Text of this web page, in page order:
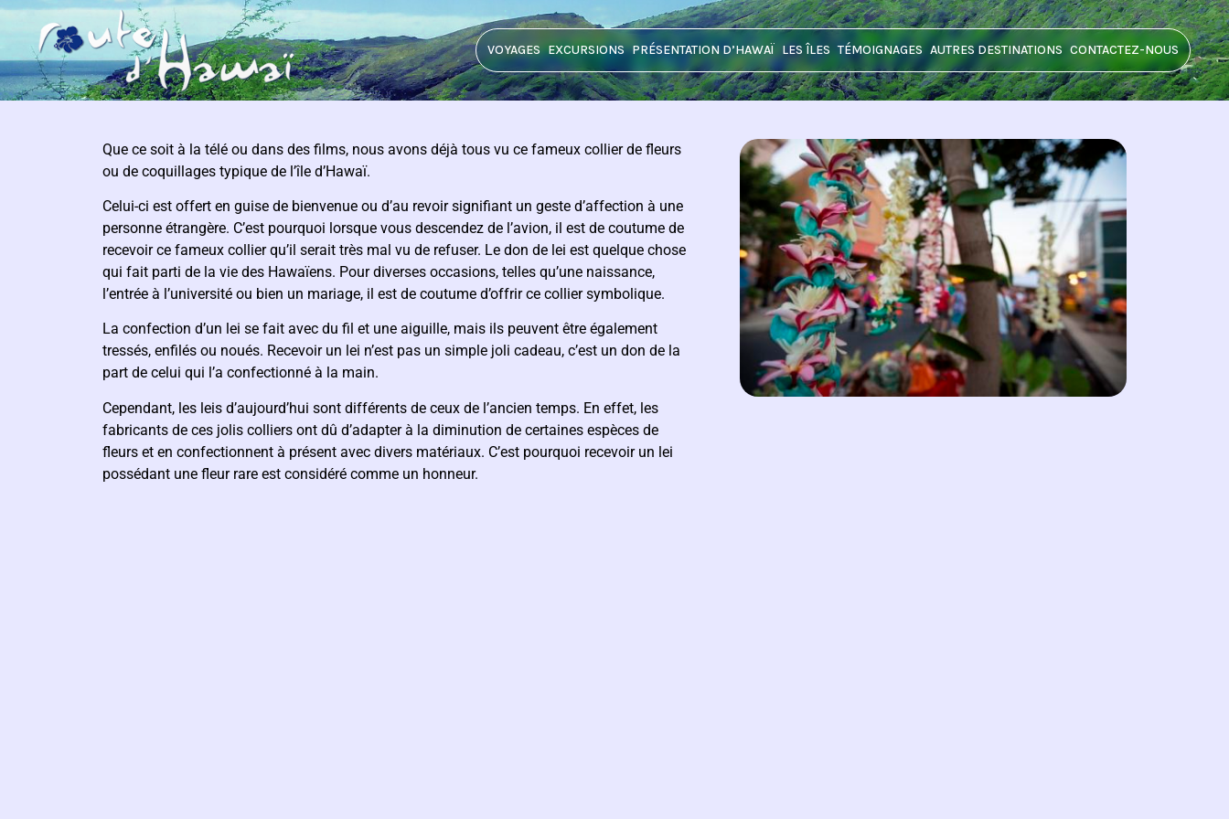
VOYAGES EXCURSIONS PRÉSENTATION D’HAWAÏ LES ÎLES TÉMOIGNAGES AUTRES DESTINATIONS CONTACTEZ-NOUS
Que ce soit à la télé ou dans des films, nous avons déjà tous vu ce fameux collier de fleurs
ou de coquillages typique de l’île d’Hawaï.
Celui-ci est offert en guise de bienvenue ou d’au revoir signifiant un geste d’affection à une
personne étrangère. C’est pourquoi lorsque vous descendez de l’avion, il est de coutume de
recevoir ce fameux collier qu’il serait très mal vu de refuser. Le don de lei est quelque chose
qui fait parti de la vie des Hawaïens. Pour diverses occasions, telles qu’une naissance,
l’entrée à l’université ou bien un mariage, il est de coutume d’offrir ce collier symbolique.
La confection d’un lei se fait avec du fil et une aiguille, mais ils peuvent être également
tressés, enfilés ou noués. Recevoir un lei n’est pas un simple joli cadeau, c’est un don de la
part de celui qui l’a confectionné à la main.
Cependant, les leis d’aujourd’hui sont différents de ceux de l’ancien temps. En effet, les
fabricants de ces jolis colliers ont dû d’adapter à la diminution de certaines espèces de
fleurs et en confectionnent à présent avec divers matériaux. C’est pourquoi recevoir un lei
possédant une fleur rare est considéré comme un honneur.